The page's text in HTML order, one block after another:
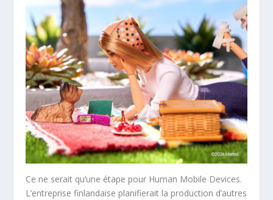
Ce ne serait qu’une étape pour Human Mobile Devices.
L’entreprise finlandaise planifierait la production d’autres